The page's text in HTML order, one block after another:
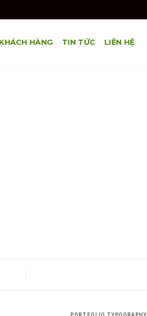
KHÁCH HÀNG TIN TỨC LIÊN HỆ